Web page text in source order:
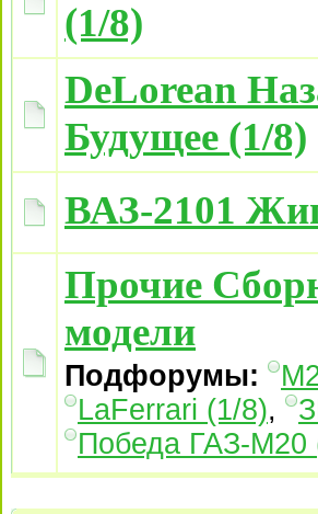
(1/8)
DeLorean
Будущее (1/8)
ВАЗ-2101
Прочие
модели
Подфорумы:
LaFerrari (1/8),
Победа ГАЗ-М20